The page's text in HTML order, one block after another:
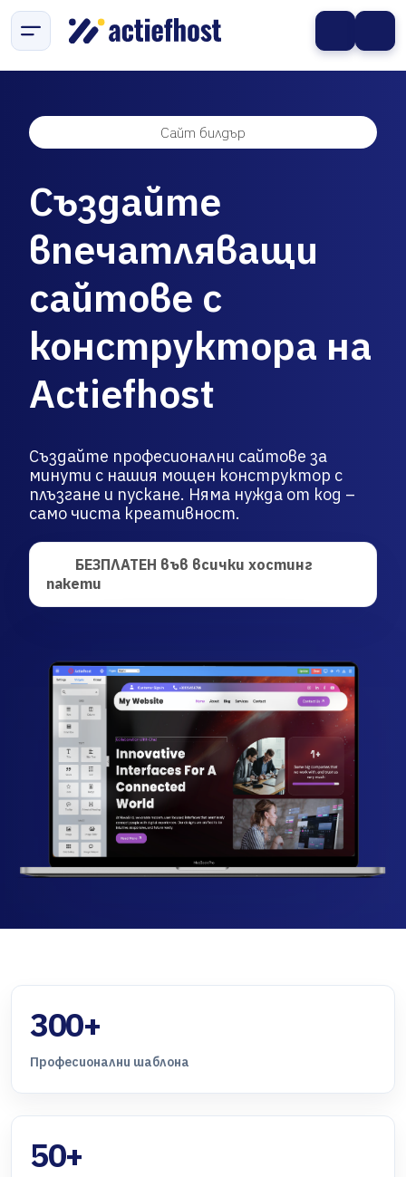
Сайт билдър
Създайте
впечатляващи
сайтове с
конструктора на
Actiefhost
Създайте професионални сайтове за
минути с нашия мощен конструктор с
плъзгане и пускане. Няма нужда от код –
само чиста креативност.
БЕЗПЛАТЕН във всички хостинг
пакети
300+
Професионални шаблона
50+